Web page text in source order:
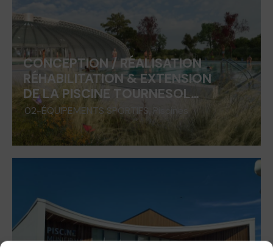
CONCEPTION / RÉALISATION
RÉHABILITATION & EXTENSION
DE LA PISCINE TOURNESOL…
02-ÉQUIPEMENTS SPORTIFS Piscines